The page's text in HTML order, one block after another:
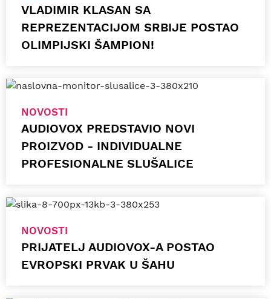
VLADIMIR KLASAN SA
REPREZENTACIJOM SRBIJE POSTAO
OLIMPIJSKI ŠAMPION!
NOVOSTI
AUDIOVOX PREDSTAVIO NOVI
PROIZVOD - INDIVIDUALNE
PROFESIONALNE SLUŠALICE
NOVOSTI
PRIJATELJ AUDIOVOX-A POSTAO
EVROPSKI PRVAK U ŠAHU